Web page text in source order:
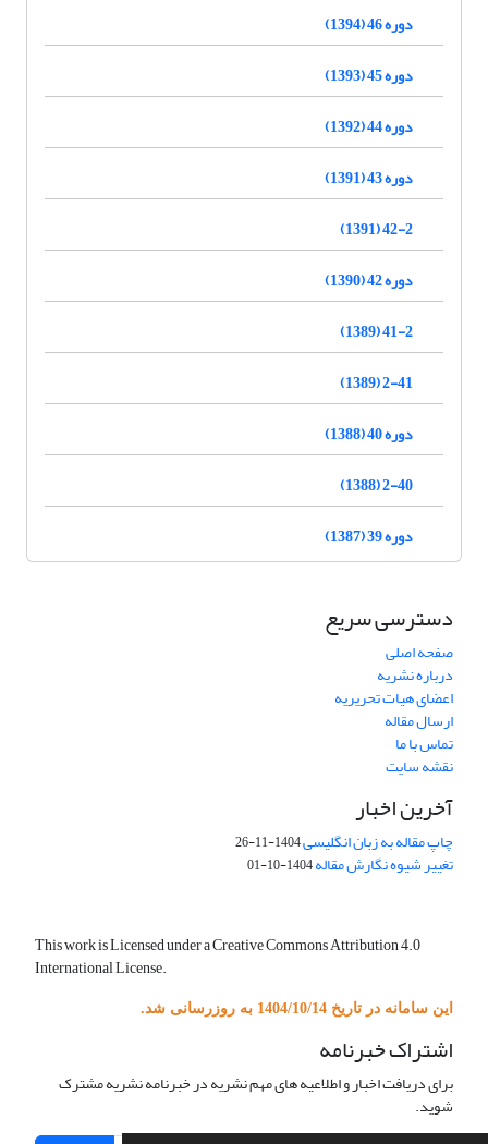
دوره 46 (1394)
دوره 45 (1393)
دوره 44 (1392)
دوره 43 (1391)
42-2 (1391)
دوره 42 (1390)
41-2 (1389)
2-41 (1389)
دوره 40 (1388)
2-40 (1388)
دوره 39 (1387)
دسترسی سریع
صفحه اصلی
درباره نشریه
اعضای هیات تحریریه
ارسال مقاله
تماس با ما
نقشه سایت
آخرین اخبار
چاپ مقاله به زبان انگلیسی1404-11-26
تغییر شیوه نگارش مقاله1404-10-01
This work is Licensed under a Creative Commons Attribution 4.0
International License.
این سامانه در تاریخ 1404/10/14 به روزرسانی شد.
اشتراک خبرنامه
برای دریافت اخبار و اطلاعیه های مهم نشریه در خبرنامه نشریه مشترک
شوید.